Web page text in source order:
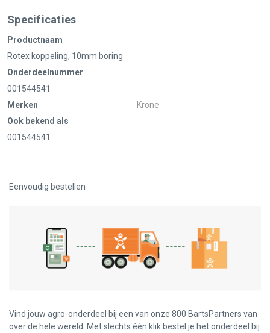
Specificaties
Productnaam
Rotex koppeling, 10mm boring
Onderdeelnummer
001544541
Merken
Krone
Ook bekend als
001544541
Eenvoudig bestellen
Vind jouw agro-onderdeel bij een van onze 800 BartsPartners van
over de hele wereld. Met slechts één klik bestel je het onderdeel bij